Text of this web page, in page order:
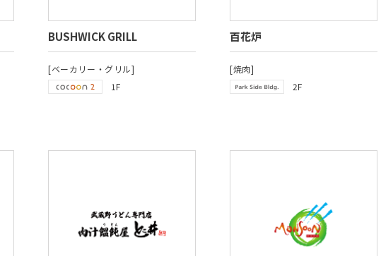
BUSHWICK GRILL
[ベーカリー・グリル]
1F
百花炉
[焼肉]
2F